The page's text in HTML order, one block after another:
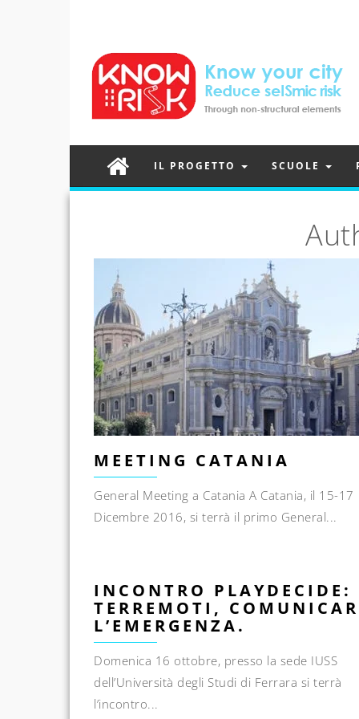
IL PROGETTO SCUOLE
MEETING CATANIA
General Meeting a Catania A Catania, il 15-17
Dicembre 2016, si terrà il primo General...
INCONTRO PLAYDECIDE:
TERREMOTI,
L’EMERGENZA.
Domenica 16 ottobre, presso la sede IUSS
dell’Università degli Studi di Ferrara si terrà
l’incontro...